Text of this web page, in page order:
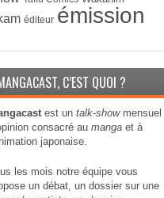
éditeur émission
C’EST QUOI ?
est un talk-showmensuel
consacré au manga et à
japonaise.
les mois notre équipe vous
un débat, un dossier sur une